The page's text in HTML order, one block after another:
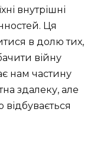
внутрішні
Ця
в долю тих,
війну
нам частину
здалеку, але